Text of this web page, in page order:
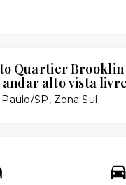
Quartier
alto vista livre
SP, Zona Sul